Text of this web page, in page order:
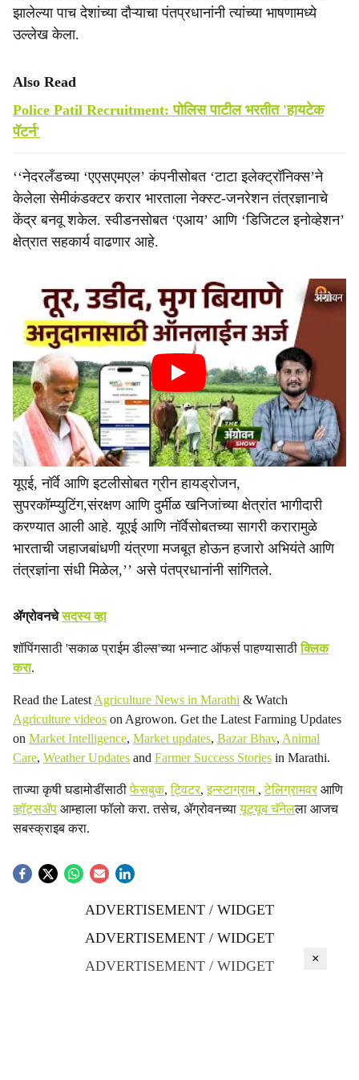
झालेल्या पाच देशांच्या दौऱ्याचा पंतप्रधानांनी त्यांच्या भाषणामध्ये
उल्लेख केला.
Also Read
Police Patil Recruitment: पोलिस पाटील भरतीत 'हायटेक
पॅटर्न'
‘‘नेदरलँडच्या ‘एएसएमएल’ कंपनीसोबत ‘टाटा इलेक्ट्रॉनिक्स’ने
केलेला सेमीकंडक्टर करार भारताला नेक्स्ट-जनरेशन तंत्रज्ञानाचे
केंद्र बनवू शकेल. स्वीडनसोबत ‘एआय’ आणि ‘डिजिटल इनोव्हेशन’
क्षेत्रात सहकार्य वाढणार आहे.
यूएई, नॉर्वे आणि इटलीसोबत ग्रीन हायड्रोजन,
सुपरकॉम्प्युटिंग,संरक्षण आणि दुर्मीळ खनिजांच्या क्षेत्रांत भागीदारी
करण्यात आली आहे. यूएई आणि नॉर्वेसोबतच्या सागरी करारामुळे
भारताची जहाजबांधणी यंत्रणा मजबूत होऊन हजारो अभियंते आणि
तंत्रज्ञांना संधी मिळेल,’’ असे पंतप्रधानांनी सांगितले.
ॲग्रोवनचेसदस्य व्हा
शॉपिंगसाठी 'सकाळ प्राईम डील्स'च्या भन्नाट ऑफर्स पाहण्यासाठीक्लिक
करा.
Read the Latest Agriculture News in Marathi & Watch
Agriculture videos on Agrowon. Get the Latest Farming Updates
on Market Intelligence, Market updates, Bazar Bhav, Animal
Care, Weather Updates and Farmer Success Stories in Marathi.
ताज्या कृषी घडामोडींसाठीफेसबुक,ट्विटर,इन्स्टाग्राम ,टेलिग्रामवरआणि
व्हॉट्सॲप आम्हाला फॉलो करा. तसेच, ॲग्रोवनच्यायूट्यूब चॅनेलला आजच
सबस्क्राइब करा.
ADVERTISEMENT / WIDGET
ADVERTISEMENT / WIDGET
ADVERTISEMENT / WIDGET
×